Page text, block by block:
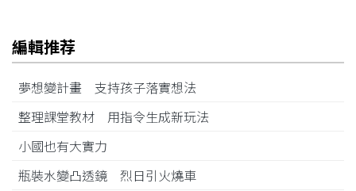
編輯推荐
夢想變計畫 支持孩子落實想法
整理課堂教材 用指令生成新玩法
小國也有大實力
瓶裝水變凸透鏡 烈日引火燒車